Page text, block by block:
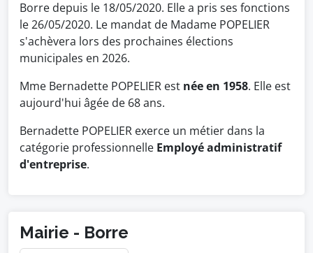
Borre depuis le 18/05/2020. Elle a pris ses fonctions
le 26/05/2020. Le mandat de Madame POPELIER
s'achèvera lors des prochaines élections
municipales en 2026.
Mme Bernadette POPELIER est née en 1958. Elle est
aujourd'hui âgée de 68 ans.
Bernadette POPELIER exerce un métier dans la
catégorie professionnelle Employé administratif
d'entreprise.
Mairie - Borre